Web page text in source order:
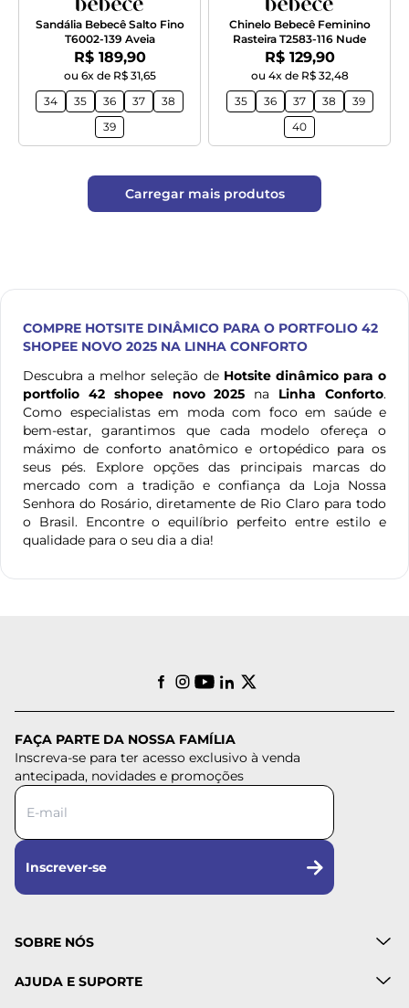
Sandália Bebecê Salto Fino
T6002-139 Aveia
Por:
R$ 189,90
ou 6x de R$ 31,65
34
35 36 37
38
39
Chinelo Bebecê Feminino
Rasteira T2583-116 Nude
Por:
R$ 129,90
ou 4x de R$ 32,48
35
36 37 38
39
40
Carregar mais produtos
COMPRE HOTSITE DINÂMICO PARA O PORTFOLIO 42
SHOPEE NOVO 2025 NA LINHA CONFORTO
Descubra a melhor seleção de Hotsite dinâmico para o
portfolio 42 shopee novo 2025 na Linha Conforto.
Como especialistas em moda com foco em saúde e
bem-estar, garantimos que cada modelo ofereça o
máximo de conforto anatômico e ortopédico para os
seus pés. Explore opções das principais marcas do
mercado com a tradição e confiança da Loja Nossa
Senhora do Rosário, diretamente de Rio Claro para todo
o Brasil. Encontre o equilíbrio perfeito entre estilo e
qualidade para o seu dia a dia!
FAÇA PARTE DA NOSSA FAMÍLIA
Inscreva-se para ter acesso exclusivo à venda
antecipada, novidades e promoções
Inscrever-se
SOBRE NÓS
AJUDA E SUPORTE